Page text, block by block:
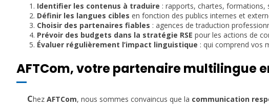
Identifier les contenus à traduire : rapports, chartes, formations,
Définir les langues cibles en fonction des publics internes et
Choisir des partenaires fiables : agences de traduction
Prévoir des budgets dans la stratégie RSE pour les actions de
Évaluer régulièrement l’impact linguistique : qui comprend vos
AFTCom, votre partenaire multilingue
ChezAFTCom, nous sommes convaincus que la communication